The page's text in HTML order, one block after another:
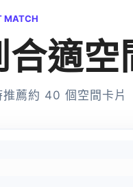
MATCH
適空
薦約 40 個空間卡片